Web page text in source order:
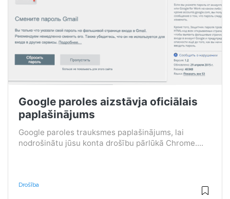
Google paroles aizstāvja oficiālais
paplašinājums
Google paroles trauksmes paplašinājums, lai
nodrošinātu jūsu konta drošību pārlūkā Chrome....
Drošība